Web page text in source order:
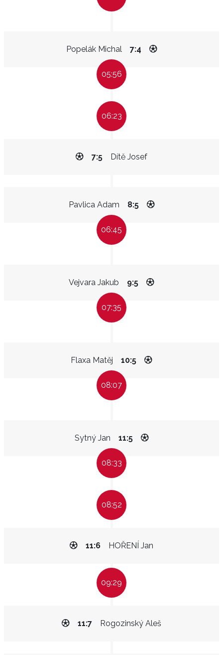
Popelák Michal 7:4
05:56
06:23
Dítě Josef
7:5
Pavlica Adam 8:5
06:45
Vejvara Jakub 9:5
07:35
Flaxa Matěj 10:5
08:07
Sytný Jan 11:5
08:33
08:52
HOŘENÍ Jan
11:6
09:29
Rogozinský Aleš
11:7